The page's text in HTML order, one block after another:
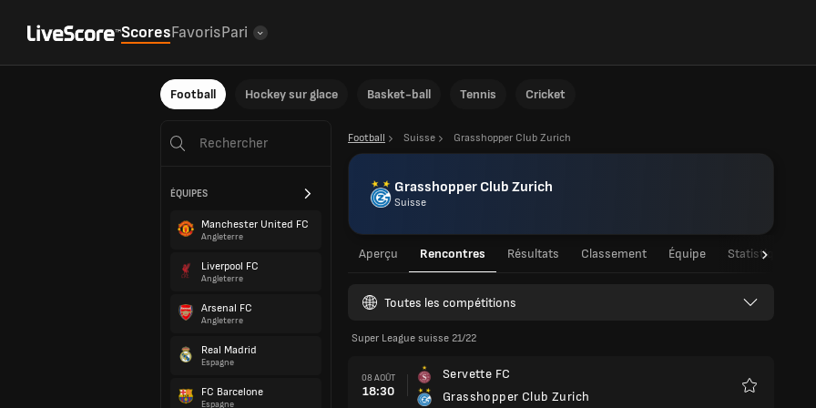
ScoresFavorisPari
Football Hockey sur glace Basket-ball Tennis Cricket
ÉQUIPES
Manchester United FC
Angleterre
Liverpool FC
Angleterre
Arsenal FC
Angleterre
Real Madrid
Espagne
FC Barcelone
Espagne
Football Suisse Grasshopper Club Zurich
Grasshopper Club Zurich
Suisse
Aperçu Rencontres Résultats Classement Équipe Statistiques des
Toutes les compétitions
Super League suisse 21/22
08 AOÛT
18:30
Servette FC
Grasshopper Club Zurich